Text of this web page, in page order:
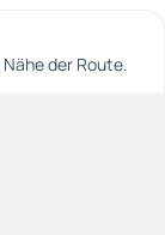
der Route.